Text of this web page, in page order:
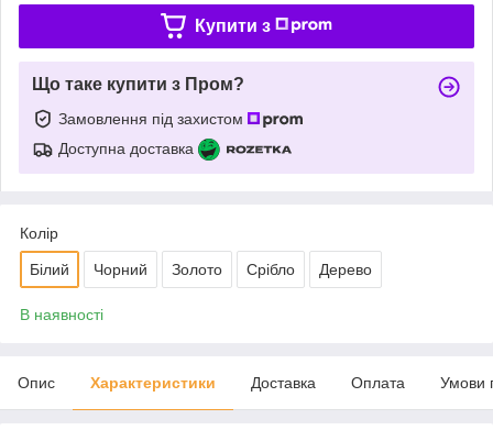
Купити з
Що таке купити з Пром?
Замовлення під захистом
Доступна доставка
Колір
Білий Чорний Золото Срібло Дерево
В наявності
Опис Характеристики Доставка Оплата Умови